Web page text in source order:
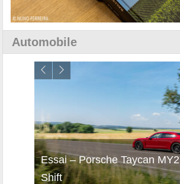
Automobile
Essai – Porsche Taycan
Shift